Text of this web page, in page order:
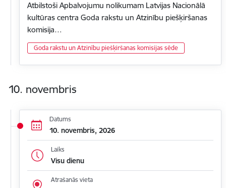
Atbilstoši Apbalvojumu nolikumam Latvijas Nacionālā
kultūras centra Goda rakstu un Atzinību piešķiršanas
komisija…
Goda rakstu un Atzinību piešķiršanas komisijas sēde
10. novembris
Datums
10. novembris, 2026
Laiks
Visu dienu
Atrašanās vieta